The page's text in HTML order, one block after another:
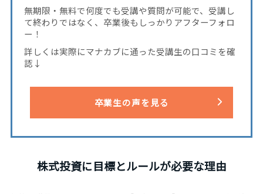
無期限・無料で何度でも受講や質問が可能で、受講し
て終わりではなく、卒業後もしっかりアフターフォロ
ー！
詳しくは実際にマナカブに通った受講生の口コミを確
認↓
卒業生の声を見る
株式投資に目標とルールが必要な理由